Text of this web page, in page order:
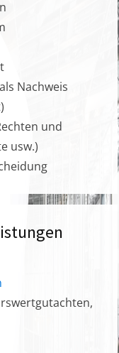
Nachweis
und
usw.)